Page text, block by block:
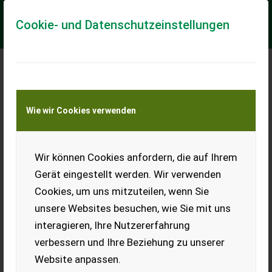
Cookie- und Datenschutzeinstellungen
Wie wir Cookies verwenden
Wir können Cookies anfordern, die auf Ihrem
Gerät eingestellt werden. Wir verwenden
Cookies, um uns mitzuteilen, wenn Sie
unsere Websites besuchen, wie Sie mit uns
interagieren, Ihre Nutzererfahrung
verbessern und Ihre Beziehung zu unserer
Website anpassen.
Meine Transportkostenanfrage
Transport von Land- und Baumaschinen –
KEINE Tiertransporte
Euromilk FXX 1600-Top Ausstattung-
Futtermischer
Futtermischer - Mischer
Vorführer Futtermischwagen Euromilk FXX 1600 +++Top
Ausstattung-Förderfähig Investitionsförderung+++ -
EUR 39.900 inkl. 20 % MwSt.